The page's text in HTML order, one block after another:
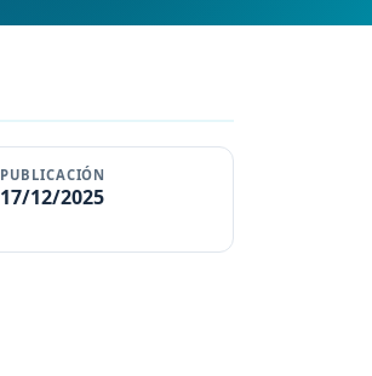
PUBLICACIÓN
17/12/2025